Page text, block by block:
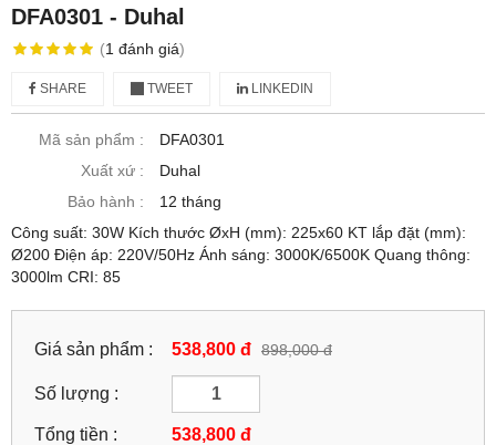
DFA0301 - Duhal
(1 đánh giá)
SHARE TWEET LINKEDIN
Mã sản phẩm :
DFA0301
Xuất xứ :
Duhal
Bảo hành :
12 tháng
Công suất: 30W Kích thước ØxH (mm): 225x60 KT lắp đặt (mm):
Ø200 Điện áp: 220V/50Hz Ánh sáng: 3000K/6500K Quang thông:
3000lm CRI: 85
Giá sản phẩm : 538,800 đ 898,000 đ
Số lượng :
Tổng tiền : 538,800 đ